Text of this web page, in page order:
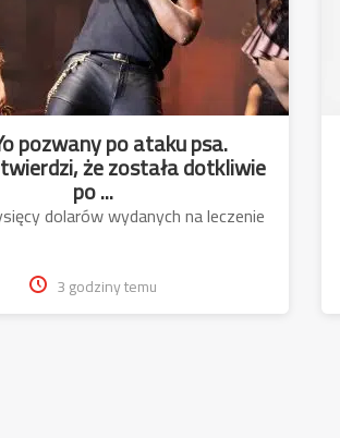
pozwany po ataku psa.
że została dotkliwie
po ...
dolarów wydanych na leczenie
3 godziny temu